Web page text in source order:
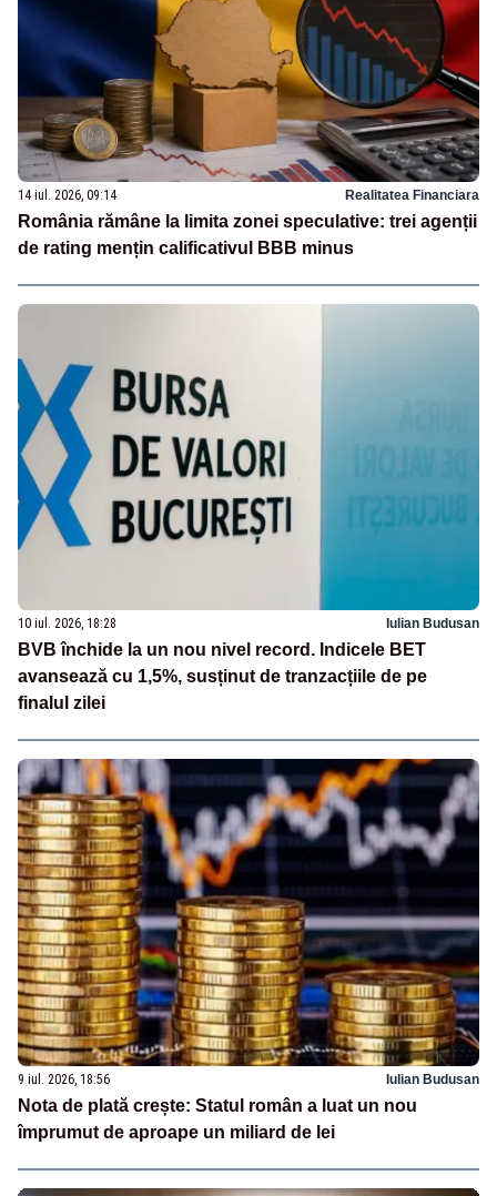
14 iul. 2026, 09:14 Realitatea Financiara
România rămâne la limita zonei speculative: trei agenții
de rating mențin calificativul BBB minus
10 iul. 2026, 18:28 Iulian Budusan
BVB închide la un nou nivel record. Indicele BET
avansează cu 1,5%, susținut de tranzacțiile de pe
finalul zilei
9 iul. 2026, 18:56 Iulian Budusan
Nota de plată crește: Statul român a luat un nou
împrumut de aproape un miliard de lei